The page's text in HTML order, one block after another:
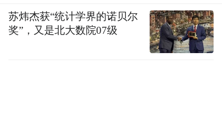
苏炜杰获“统计学界的诺贝尔
奖”，又是北大数院07级